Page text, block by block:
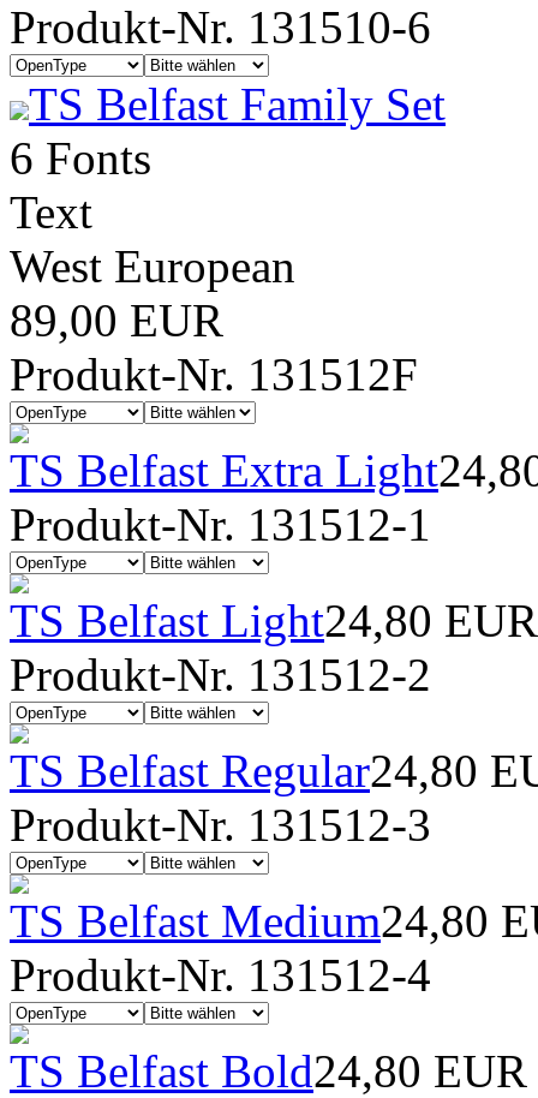
Produkt-Nr. 131510-6
TS Belfast Family Set
6 Fonts
Text
West European
89,00 EUR
Produkt-Nr. 131512F
TS Belfast Extra Light
Produkt-Nr. 131512-1
TS Belfast Light24,80 EUR
Produkt-Nr. 131512-2
TS Belfast Regular24,80
Produkt-Nr. 131512-3
TS Belfast Medium24,80
Produkt-Nr. 131512-4
TS Belfast Bold24,80 EUR